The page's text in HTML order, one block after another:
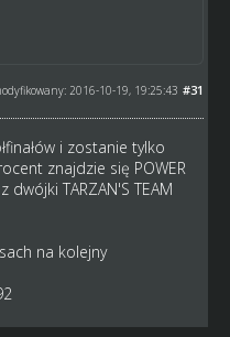
#31
2016-10-19, 19:25:43
i zostanie tylko
znajdzie się POWER
TARZAN'S TEAM
na kolejny